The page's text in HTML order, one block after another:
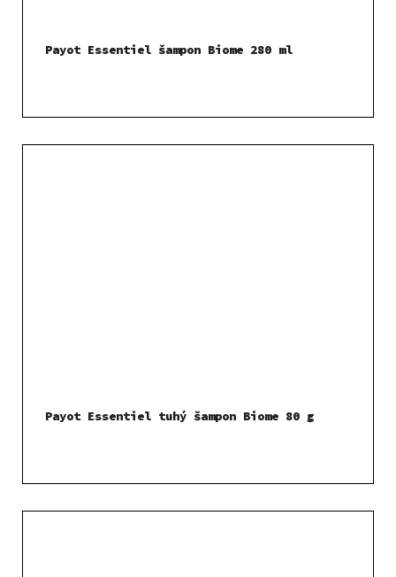
Payot Essentiel šampon Biome 280 ml
Payot Essentiel tuhý šampon Biome 80 g